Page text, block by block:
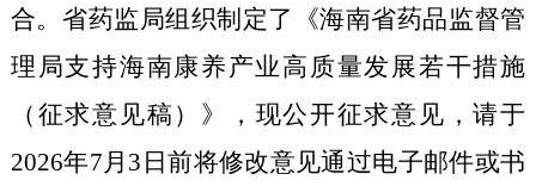
合。省药监局组织制定了
《海南省药品监督管
理局支持海南康养产业高质量发展若干措施
（征求意见稿） 》， 现公开征求意见，请于
2026年7月3日前将修改意见通过电子邮件或书